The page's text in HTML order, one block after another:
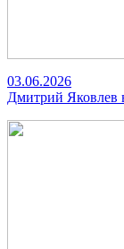
03.06.2026
Дмитрий Яковлев